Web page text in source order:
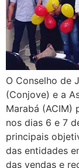
O Conselho de
(Conjove) e a
Marabá (ACIM)
nos dias 6 e 7
principais
das entidades
das vendas e